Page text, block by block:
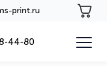
print.ru
44-80